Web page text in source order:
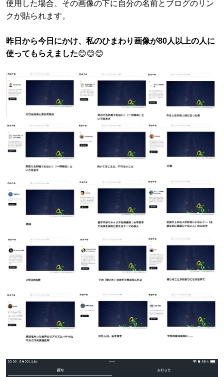
使用した場合、その画像の下に自分の名前とブログのリン
クが貼られます。
昨日から今日にかけ、私のひまわり画像が80人以上の人に
使ってもらえました😊😊😊